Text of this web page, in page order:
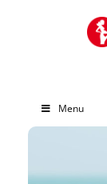
Menu